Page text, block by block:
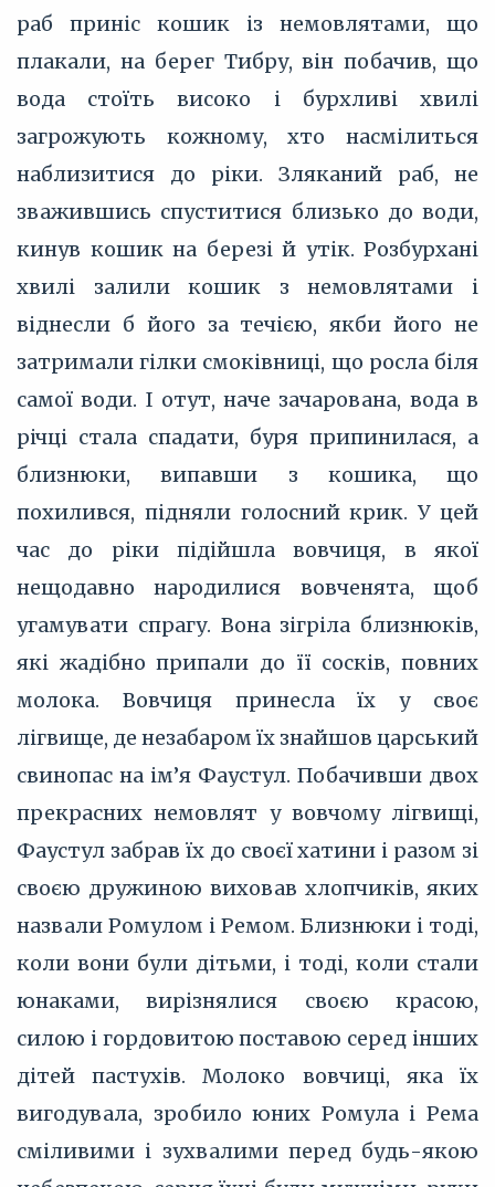
раб приніс кошик із немовлятами, що
плакали, на берег Тибру, він побачив, що
вода стоїть високо і бурхливі хвилі
загрожують кожному, хто насмілиться
наблизитися до ріки. Зляканий раб, не
зважившись спуститися близько до води,
кинув кошик на березі й утік. Розбурхані
хвилі залили кошик з немовлятами і
віднесли б його за течією, якби його не
затримали гілки смоківниці, що росла біля
самої води. І отут, наче зачарована, вода в
річці стала спадати, буря припинилася, а
близнюки, випавши з кошика, що
похилився, підняли голосний крик. У цей
час до ріки підійшла вовчиця, в якої
нещодавно народилися вовченята, щоб
угамувати спрагу. Вона зігріла близнюків,
які жадібно припали до її сосків, повних
молока. Вовчиця принесла їх у своє
лігвище, де незабаром їх знайшов царський
свинопас на ім’я Фаустул. Побачивши двох
прекрасних немовлят у вовчому лігвищі,
Фаустул забрав їх до своєї хатини і разом зі
своєю дружиною виховав хлопчиків, яких
назвали Ромулом і Ремом. Близнюки і тоді,
коли вони були дітьми, і тоді, коли стали
юнаками, вирізнялися своєю красою,
силою і гордовитою поставою серед інших
дітей пастухів. Молоко вовчиці, яка їх
вигодувала, зробило юних Ромула і Рема
сміливими і зухвалими перед будь-якою